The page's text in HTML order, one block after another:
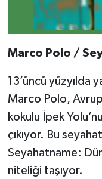
Marco Polo /
13’üncü yüzyılda
Marco Polo,
kokulu İpek
çıkıyor. Bu
Seyahatname:
niteliği taşıyor.